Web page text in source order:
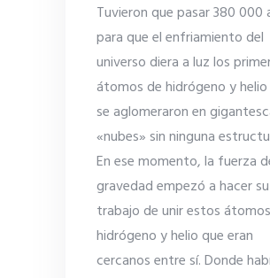
Tuvieron que pasar 380 000
para que el enfriamiento del
universo diera a luz los
átomos de hidrógeno y
se aglomeraron en
«nubes» sin ninguna
En ese momento, la fuerza
gravedad empezó a hacer su
trabajo de unir estos
hidrógeno y helio que eran
cercanos entre sí. Donde